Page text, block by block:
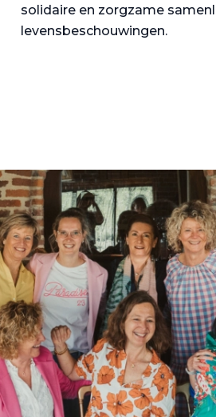
solidaire en zorgzame
levensbeschouwingen.